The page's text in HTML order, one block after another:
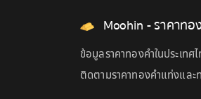
Moohin - ราคาทอ
ข้อมูลราคาทองคำในประเท
ติดตามราคาทองคำแท่งแล